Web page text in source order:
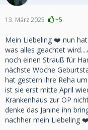
13. März 2025 +5
Mein Liebeling ❤️ nun
was alles geachtet
noch einen Strauß für
nächste Woche
hat gestern ihre Reha
ist sie erst mitte April
Krankenhaus zur OP
denke das Janine ihn
nachher mein Liebeling